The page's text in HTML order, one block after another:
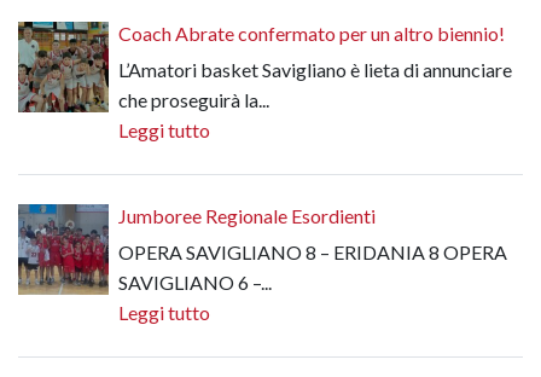
Coach Abrate confermato per un altro biennio!
L’Amatori basket Savigliano è lieta di annunciare
che proseguirà la...
Leggi tutto
Jumboree Regionale Esordienti
OPERA SAVIGLIANO 8 – ERIDANIA 8 OPERA
SAVIGLIANO 6 –...
Leggi tutto